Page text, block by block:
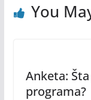
You
Anketa:
programa?